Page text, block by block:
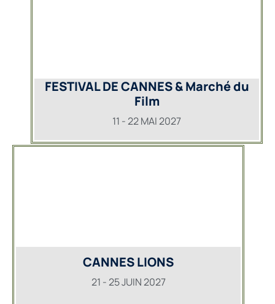
FESTIVAL DE CANNES & Marché du
Film
11 - 22 MAI 2027
CANNES LIONS
21 - 25 JUIN 2027